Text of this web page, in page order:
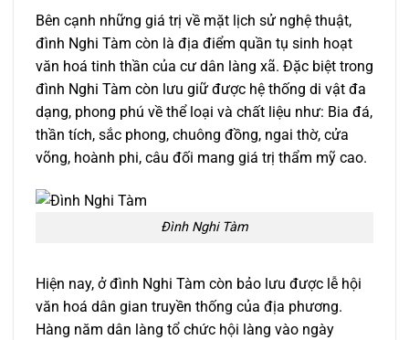
Bên cạnh những giá trị về mặt lịch sử nghệ thuật,
đình Nghi Tàm còn là địa điểm quần tụ sinh hoạt
văn hoá tinh thần của cư dân làng xã. Đặc biệt trong
đình Nghi Tàm còn lưu giữ được hệ thống di vật đa
dạng, phong phú về thể loại và chất liệu như: Bia đá,
thần tích, sắc phong, chuông đồng, ngai thờ, cửa
võng, hoành phi, câu đối mang giá trị thẩm mỹ cao.
Đình Nghi Tàm
Hiện nay, ở đình Nghi Tàm còn bảo lưu được lễ hội
văn hoá dân gian truyền thống của địa phương.
Hàng năm dân làng tổ chức hội làng vào ngày